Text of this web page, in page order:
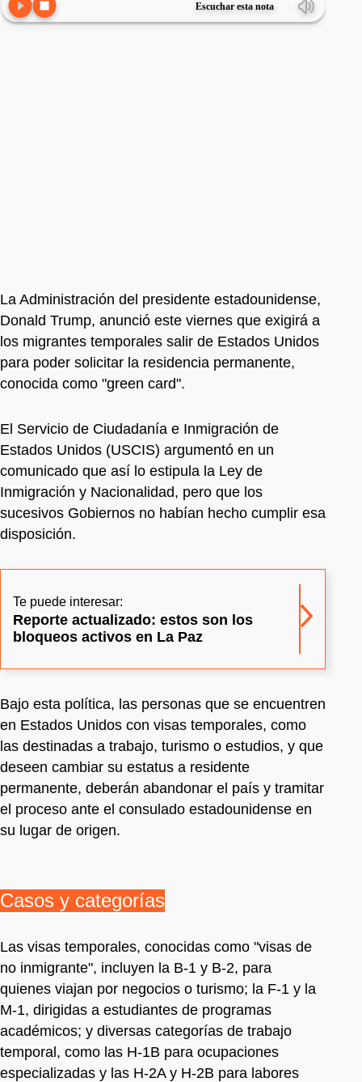
Escuchar esta nota
La Administración del presidente estadounidense,
Donald Trump, anunció este viernes que exigirá a
los migrantes temporales salir de Estados Unidos
para poder solicitar la residencia permanente,
conocida como "green card".
El Servicio de Ciudadanía e Inmigración de
Estados Unidos (USCIS) argumentó en un
comunicado que así lo estipula la Ley de
Inmigración y Nacionalidad, pero que los
sucesivos Gobiernos no habían hecho cumplir esa
disposición.
Te puede interesar:
Reporte actualizado: estos son los
bloqueos activos en La Paz
Bajo esta política, las personas que se encuentren
en Estados Unidos con visas temporales, como
las destinadas a trabajo, turismo o estudios, y que
deseen cambiar su estatus a residente
permanente, deberán abandonar el país y tramitar
el proceso ante el consulado estadounidense en
su lugar de origen.
Casos y categorías
Las visas temporales, conocidas como "visas de
no inmigrante", incluyen la B‑1 y B‑2, para
quienes viajan por negocios o turismo; la F‑1 y la
M‑1, dirigidas a estudiantes de programas
académicos; y diversas categorías de trabajo
temporal, como las H‑1B para ocupaciones
especializadas y las H‑2A y H‑2B para labores